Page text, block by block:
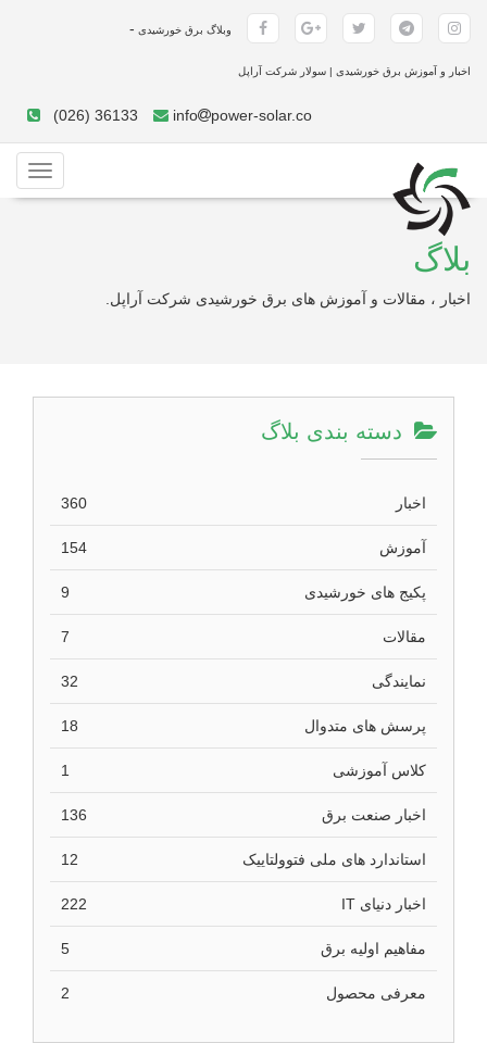
وبلاگ برق خورشیدی -
اخبار و آموزش برق خورشیدی | سولار شرکت آراپل
info power-solar.co
(026) 36133
بلاگ
اخبار ، مقالات و آموزش های برق خورشیدی شرکت آراپل.
دسته بندی بلاگ
اخبار 360
آموزش 154
پکیج های خورشیدی 9
مقالات 7
نمایندگی 32
پرسش های متدوال 18
کلاس آموزشی 1
اخبار صنعت برق 136
استاندارد های ملی فتوولتاییک 12
اخبار دنیای IT 222
مفاهیم اولیه برق 5
معرفی محصول 2